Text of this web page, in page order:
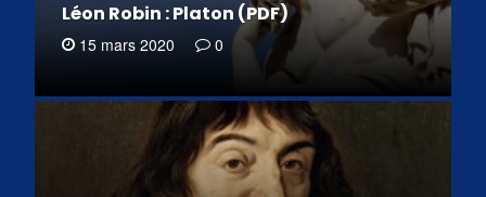
Léon Robin : Platon (PDF)
15 mars 2020 0